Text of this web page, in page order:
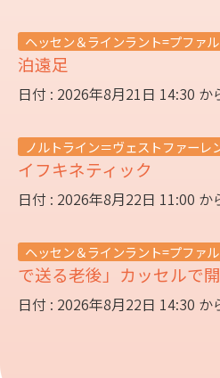
ヘッセン＆ラインラント=プファ
泊遠足
日付 : 2026年8月21日 14:30 か
ノルトライン＝ヴェストファーレ
イフキネティック
日付 : 2026年8月22日 11:00 か
ヘッセン＆ラインラント=プファ
で送る老後」カッセルで
日付 : 2026年8月22日 14:30 か